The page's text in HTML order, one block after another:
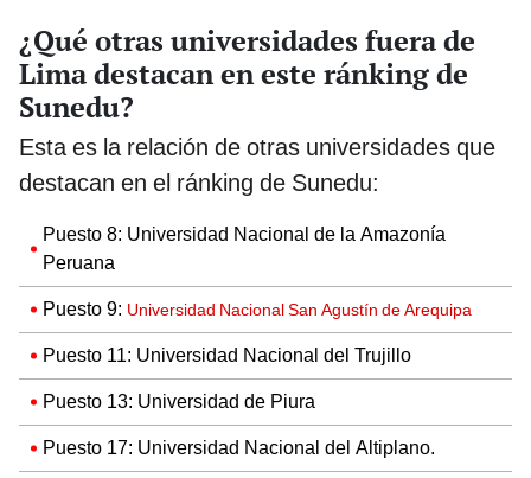
¿Qué otras universidades fuera de
Lima destacan en este ránking de
Sunedu?
Esta es la relación de otras universidades que
destacan en el ránking de Sunedu:
Puesto 8: Universidad Nacional de la Amazonía
Peruana
Puesto 9: Universidad Nacional San Agustín de Arequipa
Puesto 11: Universidad Nacional del Trujillo
Puesto 13: Universidad de Piura
Puesto 17: Universidad Nacional del Altiplano.